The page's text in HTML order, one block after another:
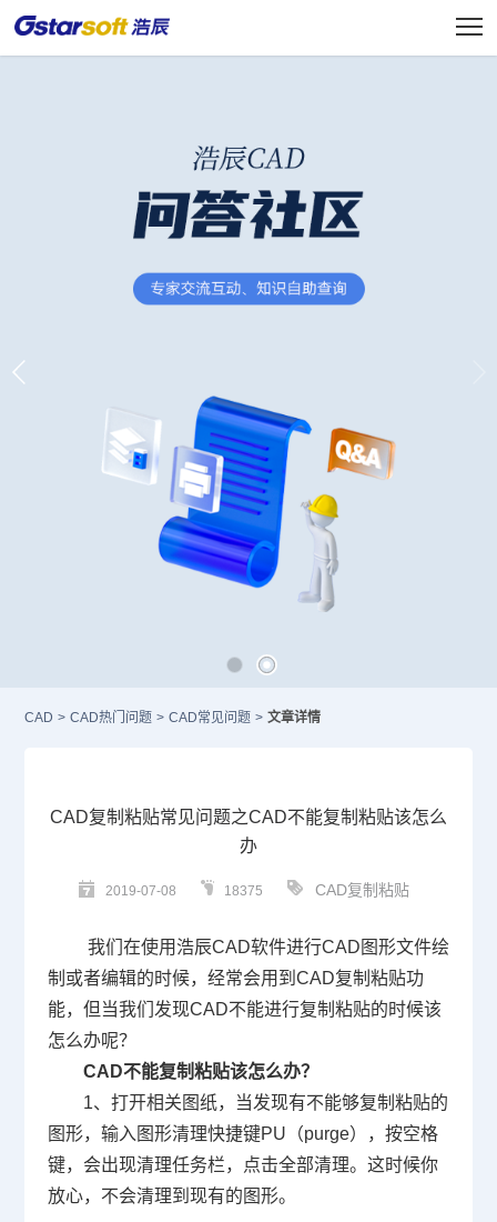
CAD > CAD热门问题 > CAD常见问题 > 文章详情
CAD复制粘贴常见问题之CAD不能复制粘贴该怎么
办
2019-07-08 18375 CAD复制粘贴
我们在使用浩辰CAD软件进行CAD 图形文件绘
制或者编辑的时候，经常会用到CAD复制粘贴功
能，但当我们发现CAD不能进行复制粘贴的时候该
怎么办呢？
CAD不能复制粘贴该怎么办？
1、打开相关图纸，当发现有不能够复制粘贴的
图形，输入图形清理快捷键PU （purge），按空格
键，会出现清理任务栏，点击全部清理。这时候你
放心，不会清理到现有的图形。